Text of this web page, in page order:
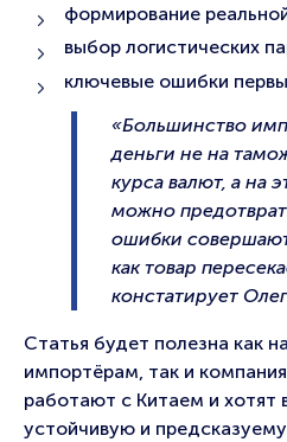
формирование
выбор логистических
ключевые ошибки
«Большинство
деньги не на
курса валют, а на
можно
ошибки
как товар
констатирует
Статья будет полезна как
импортёрам, так и
работают с Китаем и хотят
устойчивую и